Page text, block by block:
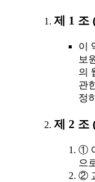
제 1 조
이
보
의
관
정
제 2 조
①
으
②